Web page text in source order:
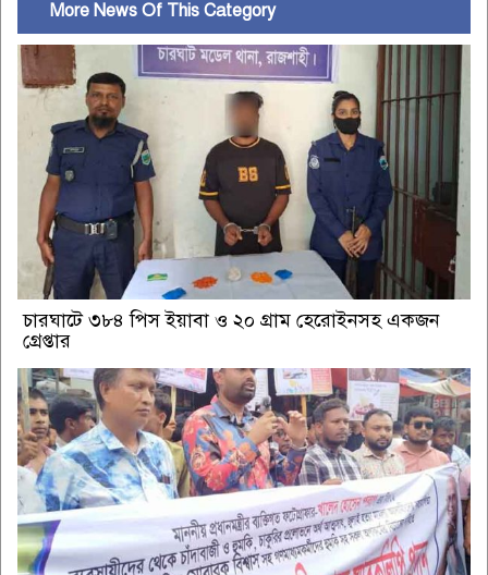
More News Of This Category
চারঘাটে ৩৮৪ পিস ইয়াবা ও ২০ গ্রাম হেরোইনসহ একজন
গ্রেপ্তার